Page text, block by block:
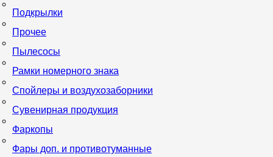
Подкрылки
Прочее
Пылесосы
Рамки номерного знака
Спойлеры и воздухозаборники
Сувенирная продукция
Фаркопы
Фары доп. и противотуманные